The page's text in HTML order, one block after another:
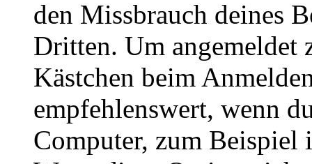
den Missbrauch deines
Dritten. Um angemeldet
Kästchen beim
empfehlenswert, wenn
Computer, zum Beispiel